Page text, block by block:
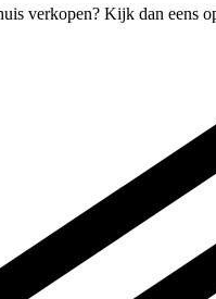
verkopen? Kijk dan eens